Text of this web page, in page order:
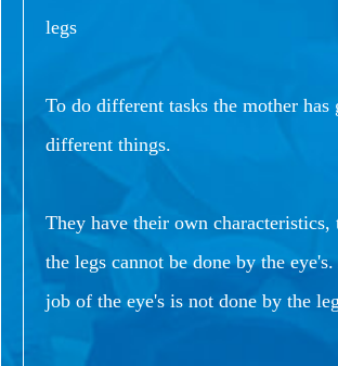
legs
To do different tasks the mother has
different things.
They have their own characteristics,
the legs cannot be done by the
job of the eye's is not done by the